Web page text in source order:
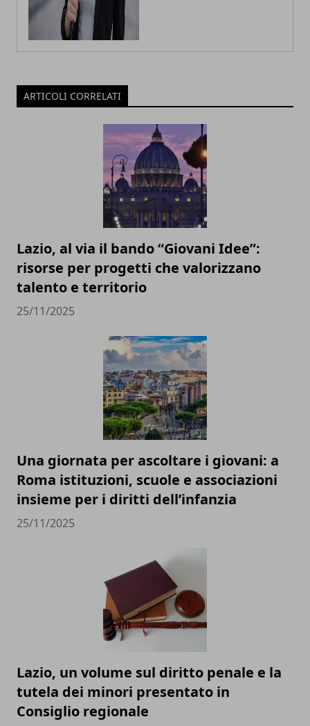
ARTICOLI CORRELATI
Lazio, al via il bando “Giovani Idee”:
risorse per progetti che valorizzano
talento e territorio
25/11/2025
Una giornata per ascoltare i giovani: a
Roma istituzioni, scuole e associazioni
insieme per i diritti dell’infanzia
25/11/2025
Lazio, un volume sul diritto penale e la
tutela dei minori presentato in
Consiglio regionale